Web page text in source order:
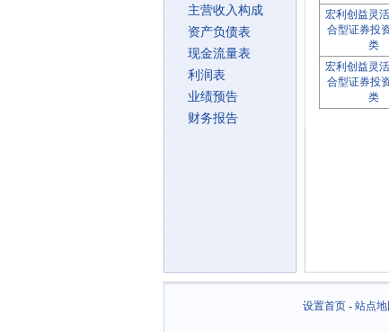
主营收入构成
资产负债表
现金流量表
利润表
业绩预告
财务报告
宏利创益灵
合型证券投
类
宏利创益灵
合型证券投
类
设置首页- 站点地